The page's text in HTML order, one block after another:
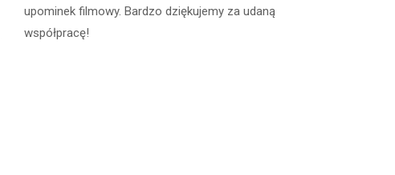
upominek filmowy. Bardzo dziękujemy za udaną
współpracę!